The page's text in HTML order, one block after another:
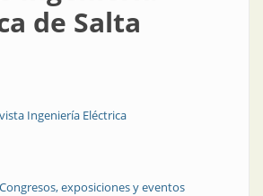
de Salta
Ingeniería Eléctrica
Congresos, exposiciones y eventos